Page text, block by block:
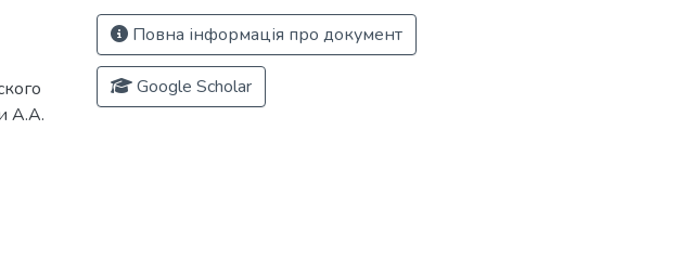
А.А.
Повна інформація про документ
Google Scholar